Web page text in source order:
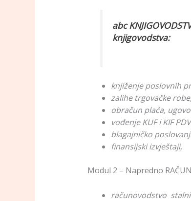
abc
knjigovodstva:
knjiženje poslovnih
zalihe trgovačke
obračun plaća,
vođenje KUF i KIF
blagajničko
finansijski izvještaji,
Modul 2 – Napredno
računovodstvo